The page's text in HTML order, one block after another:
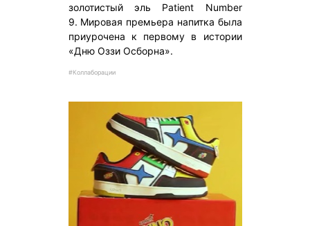
золотистый эль Patient Number
9. Мировая премьера напитка была
приурочена к первому в истории
«Дню Оззи Осборна».
#Коллаборации